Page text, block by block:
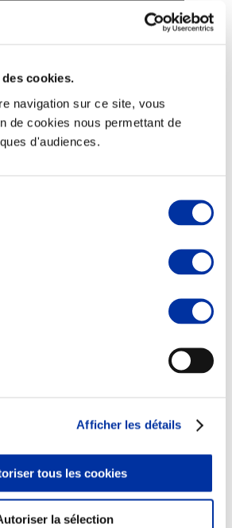
cookies.
navigation sur ce site, vous
de cookies nous permettant de
d'audiences.
Afficher les détails
tous les cookies
la sélection
– mise en marché
de qualité, raisonnée et durable
Accords